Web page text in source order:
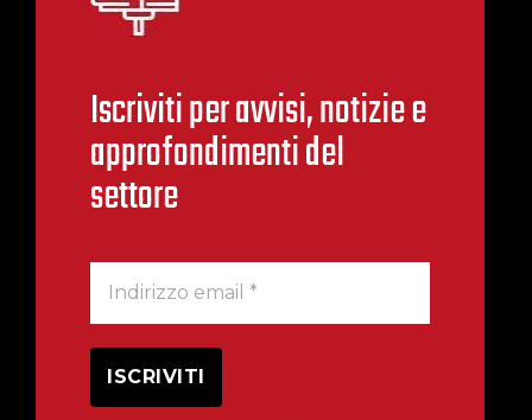
Iscriviti per avvisi, notizie e
approfondimenti del
settore